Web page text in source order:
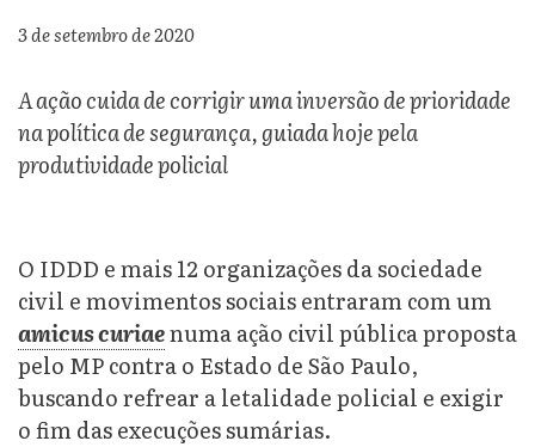
3 de setembro de 2020
A ação cuida de corrigir uma inversão de prioridade
na política de segurança, guiada hoje pela
produtividade policial
O IDDD e mais 12 organizações da sociedade
civil e movimentos sociais entraram com um
amicus curiaenuma ação civil pública proposta
pelo MP contra o Estado de São Paulo,
buscando refrear a letalidade policial e exigir
o fim das execuções sumárias.